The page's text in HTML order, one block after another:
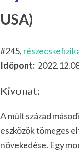
USA)
#245,
Időpont:
Kivonat:
A múlt század
eszközök tömeges
növekedése. Egy